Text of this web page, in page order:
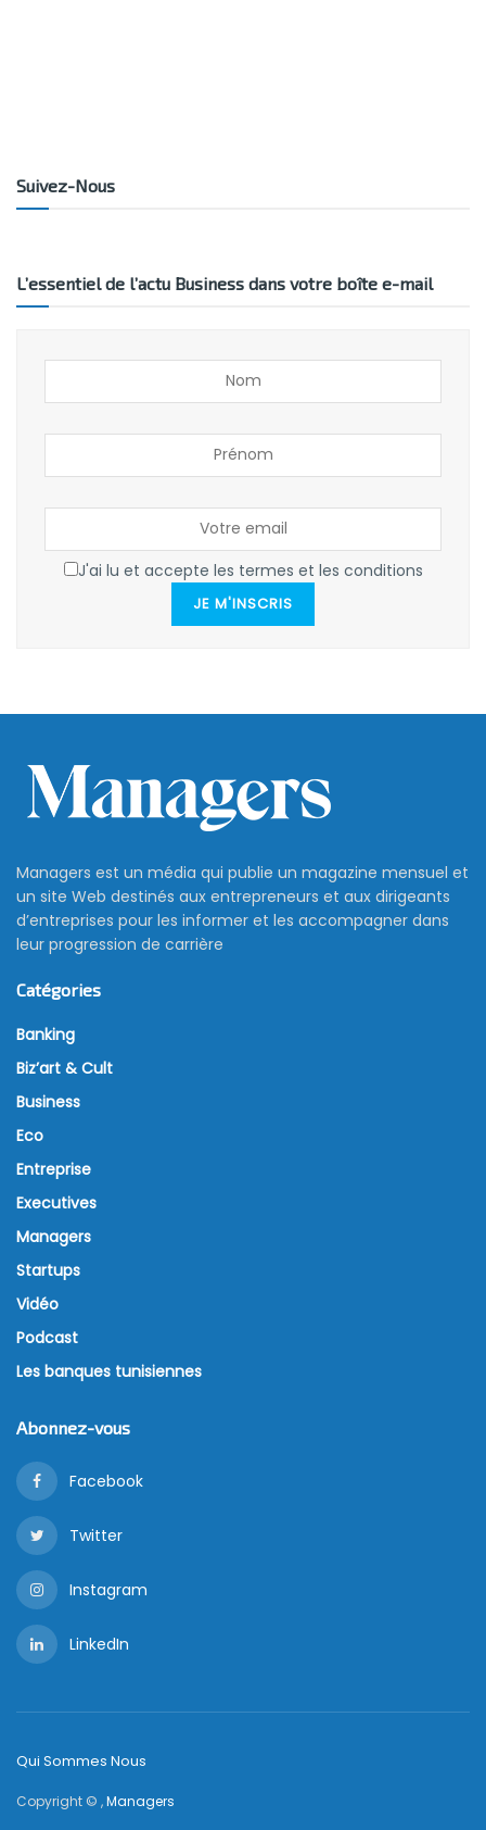
Suivez-Nous
L’essentiel de l’actu Business dans votre boîte e-mail
J'ai lu et accepte les termes et les conditions
JE M'INSCRIS
Managers est un média qui publie un magazine mensuel et
un site Web destinés aux entrepreneurs et aux dirigeants
d’entreprises pour les informer et les accompagner dans
leur progression de carrière
Catégories
Banking
Biz’art & Cult
Business
Eco
Entreprise
Executives
Managers
Startups
Vidéo
Podcast
Les banques tunisiennes
Abonnez-vous
Facebook
Twitter
Instagram
LinkedIn
Qui Sommes Nous
Copyright © ,Managers